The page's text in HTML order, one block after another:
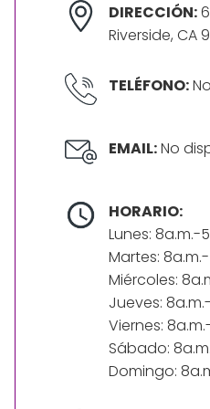
DIRECCIÓN:
Riverside, CA
TELÉFONO:
EMAIL:No
HORARIO:
Lunes: 8a.m.-
Martes:
Miércoles:
Jueves:
Viernes:
Sábado:
Domingo: